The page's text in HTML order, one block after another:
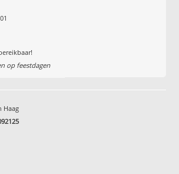
op feestdagen
Haag